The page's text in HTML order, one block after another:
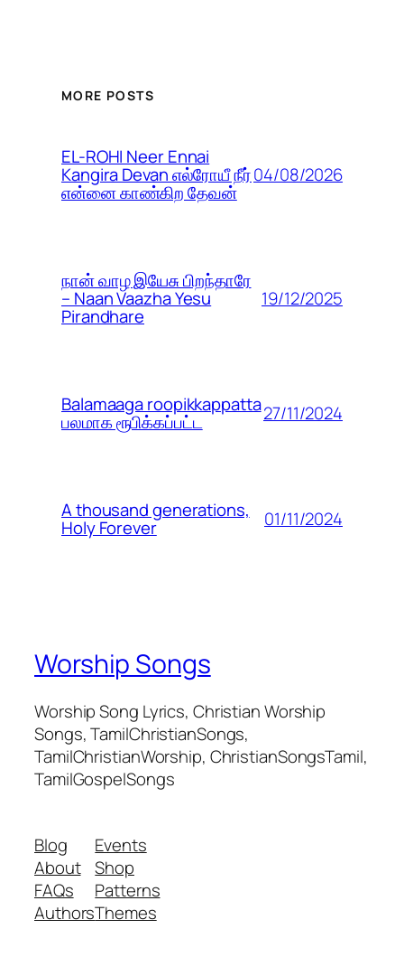
MORE POSTS
EL-ROHI Neer Ennai
Kangira Devan எல்ரோயீ நீர்
என்னை காண்கிற தேவன்
04/08/2026
நான் வாழ இயேசு பிறந்தாரே
– Naan Vaazha Yesu
Pirandhare
19/12/2025
Balamaaga roopikkappatta
பலமாக ரூபிக்கப்பட்ட 27/11/2024
A thousand generations,
Holy Forever 01/11/2024
Worship Songs
Worship Song Lyrics, Christian Worship
Songs, TamilChristianSongs,
TamilChristianWorship, ChristianSongsTamil,
TamilGospelSongs
Blog
About
FAQs
Authors
Events
Shop
Patterns
Themes